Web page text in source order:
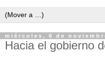
miércoles, 6 de
Hacia el gobierno